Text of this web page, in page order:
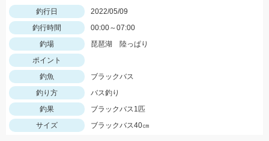
釣行日
2022/05/09
釣行時間
00:00～07:00
釣場
琵琶湖 陸っぱり
ポイント
釣魚
ブラックバス
釣り方
バス釣り
釣果
ブラックバス1匹
サイズ
ブラックバス40㎝